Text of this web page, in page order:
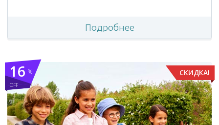
Подробнее
СКИДКА!
%
OFF
16